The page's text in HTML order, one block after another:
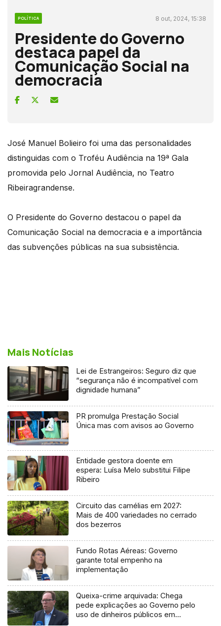
POLÍTICA 8 out, 2024, 15:38
Presidente do Governo
destaca papel da
Comunicação Social na
democracia
José Manuel Bolieiro foi uma das personalidades
distinguidas com o Troféu Audiência na 19ª Gala
promovida pelo Jornal Audiência, no Teatro
Ribeiragrandense.
O Presidente do Governo destacou o papel da
Comunicação Social na democracia e a importância
das subvenções públicas na sua subsistência.
Mais Notícias
Lei de Estrangeiros: Seguro diz que
“segurança não é incompatível com
dignidade humana”
PR promulga Prestação Social
Única mas com avisos ao Governo
Entidade gestora doente em
espera: Luísa Melo substitui Filipe
Ribeiro
Circuito das camélias em 2027:
Mais de 400 variedades no cerrado
dos bezerros
Fundo Rotas Aéreas: Governo
garante total empenho na
implementação
Queixa-crime arquivada: Chega
pede explicações ao Governo pelo
uso de dinheiros públicos em